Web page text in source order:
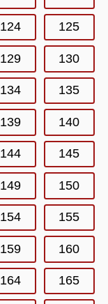
124 125
129 130
134 135
139 140
144 145
149 150
154 155
159 160
164 165